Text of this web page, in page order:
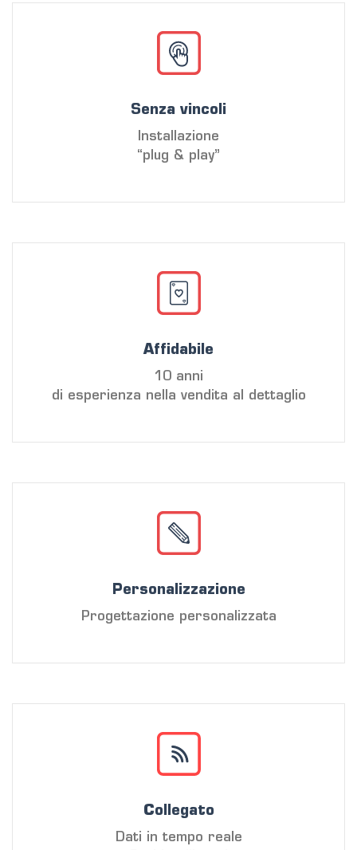
Senza vincoli
Installazione
“plug & play”
Affidabile
10 anni
di esperienza nella vendita al dettaglio
Personalizzazione
Progettazione personalizzata
Collegato
Dati in tempo reale